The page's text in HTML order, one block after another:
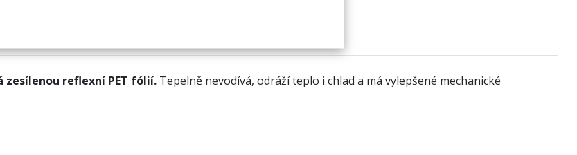
reflexní PET fólií. Tepelně nevodívá, odráží teplo i chlad a má vylepšené mechanické